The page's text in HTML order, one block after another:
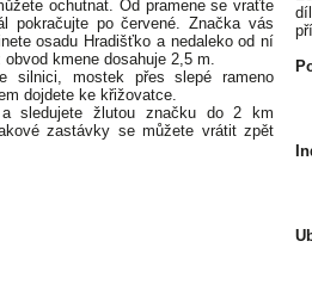
ochutnat. Od pramene se vraťte
po červené. Značka vás
osadu Hradišťko a nedaleko od ní
kmene dosahuje 2,5 m.
silnici, mostek přes slepé rameno
dojdete ke křižovatce.
sledujete žlutou značku do 2 km
zastávky se můžete vrátit zpět